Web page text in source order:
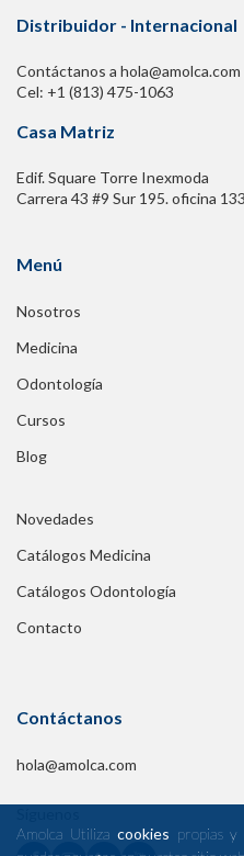
Distribuidor - Internacional
Contáctanos a hola@amolca.com
Cel: +1 (813) 475-1063
Casa Matriz
Edif. Square Torre Inexmoda
Carrera 43 #9 Sur 195. oficina
Menú
Nosotros
Medicina
Odontología
Cursos
Blog
Novedades
Catálogos Medicina
Catálogos Odontología
Contacto
Contáctanos
hola@amolca.com
Amolca Utilizacookies propias y